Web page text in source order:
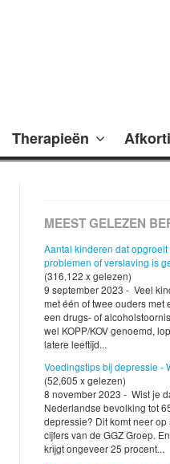
Therapieën
MEEST GELEZEN
Aantal kinderen dat
problemen of verslaving is
(316,122 x gelezen)
9 september 2023 - Veel
met één of twee ouders
een drugs- of
wel KOPP/KOV genoemd,
latere leeftijd...
Voedingstips bij depressie -
(52,605 x gelezen)
8 november 2023 - Wist je
Nederlandse bevolking tot
depressie? Dit komt neer
cijfers van de GGZ Groep.
krijgt ongeveer 25 procent...